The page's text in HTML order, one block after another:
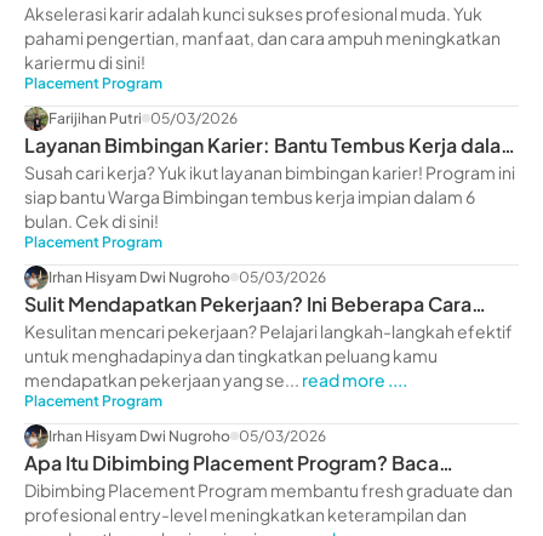
Meningkatkan Karier
Akselerasi karir adalah kunci sukses profesional muda. Yuk
pahami pengertian, manfaat, dan cara ampuh meningkatkan
kariermu di sini!
Placement Program
Farijihan Putri 05/03/2026
Layanan Bimbingan Karier: Bantu Tembus Kerja dalam
6 Bulan
Susah cari kerja? Yuk ikut layanan bimbingan karier! Program ini
siap bantu Warga Bimbingan tembus kerja impian dalam 6
bulan. Cek di sini!
Placement Program
Irhan Hisyam Dwi Nugroho 05/03/2026
Sulit Mendapatkan Pekerjaan? Ini Beberapa Cara
Mengatasinya
Kesulitan mencari pekerjaan? Pelajari langkah-langkah efektif
untuk menghadapinya dan tingkatkan peluang kamu
mendapatkan pekerjaan yang se... read more ....
Placement Program
Irhan Hisyam Dwi Nugroho 05/03/2026
Apa Itu Dibimbing Placement Program? Baca
Reviewnya!
Dibimbing Placement Program membantu fresh graduate dan
profesional entry-level meningkatkan keterampilan dan